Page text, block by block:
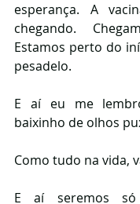
esperança. A
chegando.
Estamos perto do
pesadelo.
E aí eu me
baixinho de olhos
Como tudo na vida,
E aí seremos só